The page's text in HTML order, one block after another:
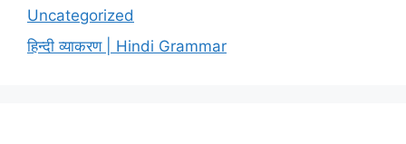
Uncategorized
हिन्दी व्याकरण | Hindi Grammar